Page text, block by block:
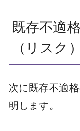
既存不適
（リスク）
次に既存不適
明します。